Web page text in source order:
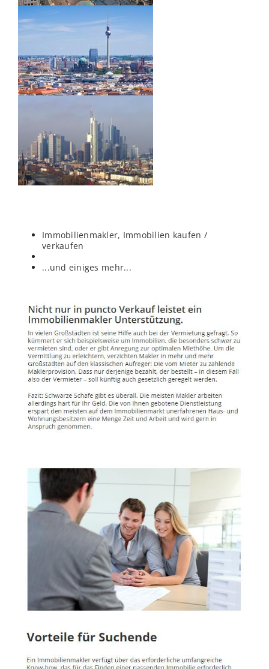
Immobilienmakler, Immobilien kaufen /
verkaufen
...und einiges mehr...